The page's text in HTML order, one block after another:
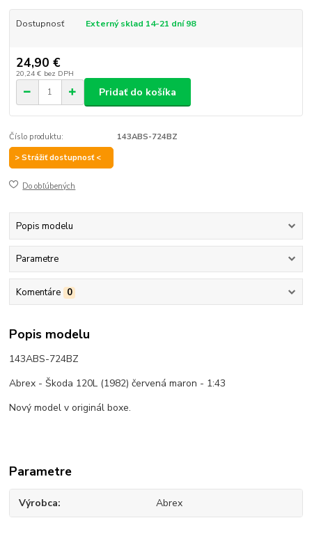
Dostupnosť Externý sklad 14-21 dní 98
24,90 €
20,24 € bez DPH
Pridať do košíka
Číslo produktu:
143ABS-724BZ
> Strážiť dostupnosť <
Do obľúbených
Popis modelu
Parametre
Komentáre 0
Popis modelu
143ABS-724BZ
Abrex - Škoda 120L (1982) červená maron - 1:43
Nový model v originál boxe.
Parametre
Výrobca Abrex